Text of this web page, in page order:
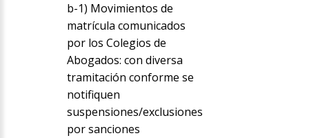
b-1) Movimientos de
matrícula comunicados
por los Colegios de
Abogados: con diversa
tramitación conforme se
notifiquen
suspensiones/exclusiones
por sanciones